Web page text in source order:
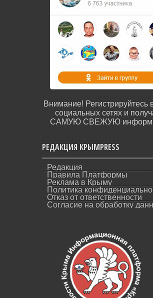
Внимание! Регистрируйтесь
социальных сетях и
САМУЮ СВЕЖУЮ
РЕДАКЦИЯ КРЫМPRESS
Редакция
Правила Платформы
Реклама в Крыму
Политика
Отказ от ответственности
Согласие на обработку